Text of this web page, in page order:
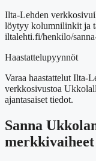
Ilta-Lehden
löytyy kolumnilinkit ja
iltalehti.fi/henkilo/
Haastattelupyynnöt
Varaa haastattelut Ilta-
verkkosivustoa
ajantasaiset tiedot.
Sanna
merkkivaiheet